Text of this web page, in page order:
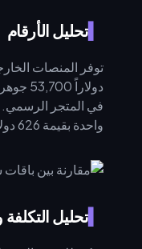
تحليل الأرقام
واحدة بقيمة 626 دولاراً التي توفر 453 جوهرة لكل دولار.
تحليل التكلفة